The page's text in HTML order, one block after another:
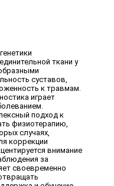
ткани у
суставов,
к травмам.
играет
подход к
физиотерапию,
случаях,
коррекции
внимание
за
своевременно